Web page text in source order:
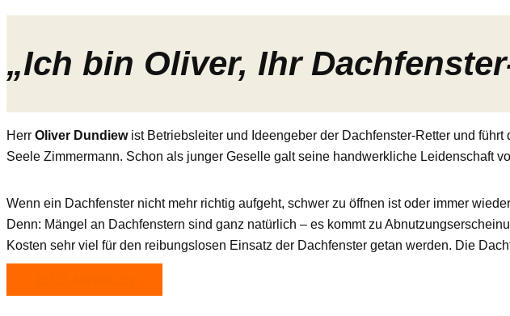
„Ich bin Oliver, Ihr
Herr Oliver Dundiewist Betriebsleiter und Ideengeber der Dachfenster-Retter und
Seele Zimmermann. Schon als junger Geselle galt seine handwerkliche Leidenschaft
Wenn ein Dachfenster nicht mehr richtig aufgeht, schwer zu öffnen ist oder immer
Denn: Mängel an Dachfenstern sind ganz natürlich – es kommt zu
Kosten sehr viel für den reibungslosen Einsatz der Dachfenster getan werden. Die